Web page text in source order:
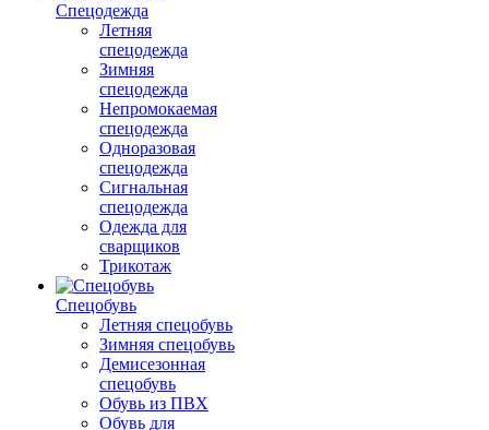
Спецодежда
Летняя
спецодежда
Зимняя
спецодежда
Непромокаемая
спецодежда
Одноразовая
спецодежда
Сигнальная
спецодежда
Одежда для
сварщиков
Трикотаж
Спецобувь
Летняя спецобувь
Зимняя спецобувь
Демисезонная
спецобувь
Обувь из ПВХ
Обувь для